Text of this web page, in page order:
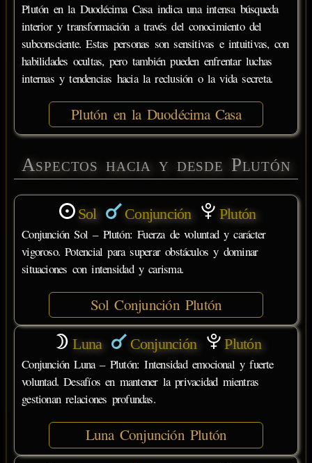
Plutón en la Duodécima Casa indica una intensa búsqueda
interior y transformación a través del conocimiento del
subconsciente. Estas personas son sensitivas e intuitivas, con
habilidades ocultas, pero también pueden enfrentar luchas
internas y tendencias hacia la reclusión o la vida secreta.
Plutón en la Duodécima Casa
Aspectos hacia y desde Plutón
Sol Conjunción Plutón
Conjunción Sol – Plutón: Fuerza de voluntad y carácter
vigoroso. Potencial para superar obstáculos y dominar
situaciones con intensidad y carisma.
Sol Conjunción Plutón
Luna Conjunción Plutón
Conjunción Luna – Plutón: Intensidad emocional y fuerte
voluntad. Desafíos en mantener la privacidad mientras
gestionan relaciones profundas.
Luna Conjunción Plutón